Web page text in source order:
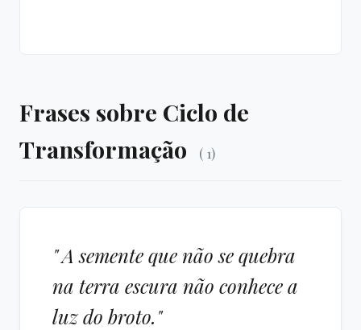
Frases sobre Ciclo de
Transformação
( 1)
" A semente que não se quebra
na terra escura não conhece a
luz do broto."